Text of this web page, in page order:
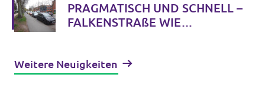
PRAGMATISCH UND SCHNELL –
FALKENSTRAßE WIE
Weitere Neuigkeiten